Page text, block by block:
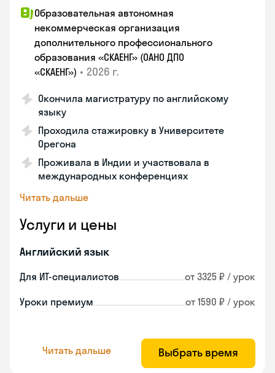
Образовательная автономная
некоммерческая организация
дополнительного профессионального
образования «СКАЕНГ» (ОАНО ДПО
«СКАЕНГ») • 2026 г.
Окончила магистратуру по английскому
языку
Проходила стажировку в Университете
Орегона
Проживала в Индии и участвовала в
международных конференциях
Читать дальше
Услуги и цены
Английский язык
Для ИТ-специалистов от 3325 ₽ / урок
Уроки премиум от 1590 ₽ / урок
Читать дальше Выбрать время